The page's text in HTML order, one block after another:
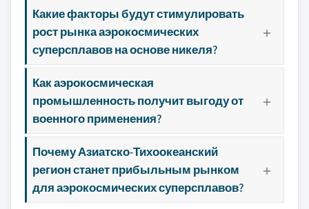
Какие факторы будут стимулировать
рост рынка аэрокосмических
суперсплавов на основе никеля?
Как аэрокосмическая
промышленность получит выгоду от
военного применения?
Почему Азиатско-Тихоокеанский
регион станет прибыльным рынком
для аэрокосмических суперсплавов?